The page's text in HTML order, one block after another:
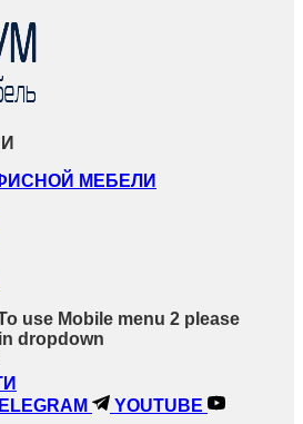
МЕБЕЛИ
use Mobile menu 2 please
dropdown
YOUTUBE